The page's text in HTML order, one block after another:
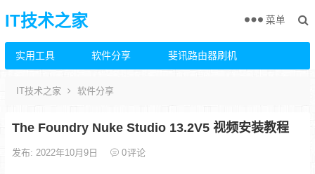
IT技术之家
实用工具 软件分享 斐讯路由器刷机
菜单
IT技术之家 软件分享
The Foundry Nuke Studio 13.2V5 视频安装教程
发布: 2022年10月9日 0评论